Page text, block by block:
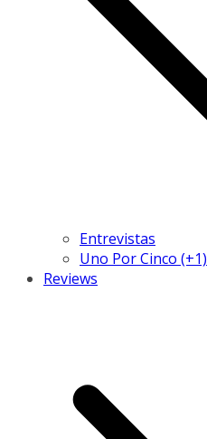
Entrevistas
Uno Por Cinco (+1)
Reviews